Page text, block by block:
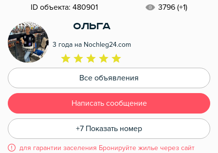
ID объекта: 480901 3796 (+1)
Ольга
3 года на Nochleg24.com
Все объявления
Написать сообщение
+7 Показать номер
для гарантии заселения Бронируйте жилье через сайт